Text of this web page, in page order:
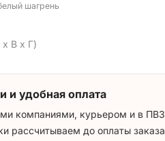
шагрень
В x Г)
и удобная оплата
компаниями, курьером и в ПВЗ
рассчитываем до оплаты заказа